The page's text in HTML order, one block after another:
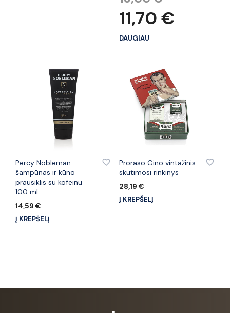
was:
13,00 €.
11,70 €price
DAUGIAU
Percy Nobleman
šampūnas ir kūno
prausiklis su kofeinu
100 ml
14,59 €
Į KREPŠELĮ
Proraso Gino vintažinis
skutimosi rinkinys
28,19 €
Į KREPŠELĮ